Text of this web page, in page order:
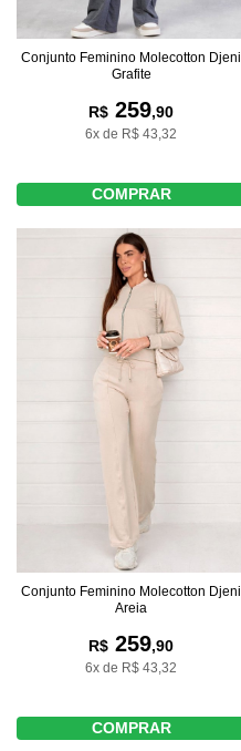
Conjunto Feminino Molecotton Djeni
Grafite
R$ 259,90
6x de R$ 43,32
COMPRAR
Conjunto Feminino Molecotton Djeni
Areia
R$ 259,90
6x de R$ 43,32
COMPRAR